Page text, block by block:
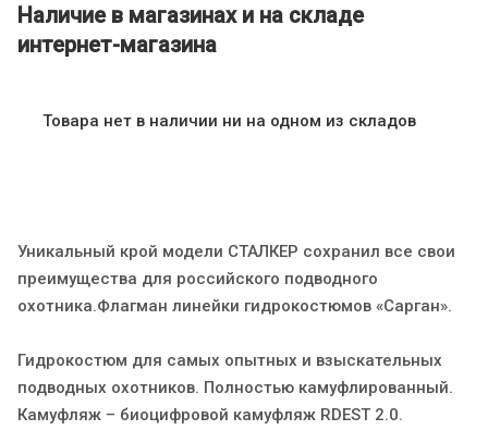
Наличие в магазинах и на складе
интернет-магазина
Товара нет в наличии ни на одном из складов
Уникальный крой модели СТАЛКЕР сохранил все свои
преимущества для российского подводного
охотника.Флагман линейки гидрокостюмов «Сарган».
Гидрокостюм для самых опытных и взыскательных
подводных охотников. Полностью камуфлированный.
Камуфляж – биоцифровой камуфляж RDEST 2.0.